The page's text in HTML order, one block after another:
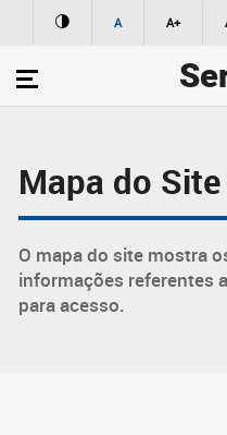
A A+
Mapa do Site
O mapa do site mostra
informações referentes
para acesso.